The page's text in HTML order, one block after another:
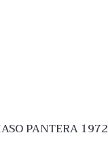
PANTERA 1972